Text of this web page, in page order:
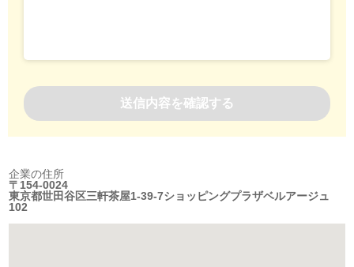
企業の住所
〒154-0024
東京都世田谷区三軒茶屋1-39-7ショッピングプラザベルアージュ
102